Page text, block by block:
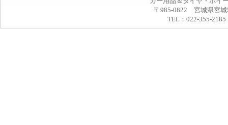
〒985-0822 宮城県宮城
TEL：022-355-